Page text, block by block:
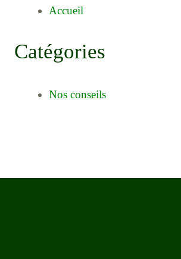
Accueil
Catégories
Nos conseils